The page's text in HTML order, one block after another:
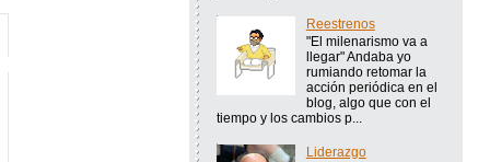
Reestrenos
"El milenarismo va a
llegar" Andaba yo
rumiando retomar la
acción periódica en el
blog, algo que con el
tiempo y los cambios p...
Liderazgo